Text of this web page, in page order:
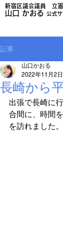
新宿区議会議員 立
山口 かおる 公式
記事
長崎から
山口かおる
2022年11月2日
出張で長崎に
合間に、時間
を訪れました。